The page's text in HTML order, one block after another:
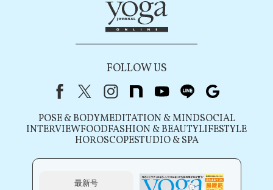
FOLLOW US
FacebookX（旧Twitter）
instagram
note youtubeline
POSE & BODYMEDITATION & MINDSOCIAL
INTERVIEWFOODFASHION & BEAUTYLIFESTYLE
HOROSCOPESTUDIO & SPA
最新号